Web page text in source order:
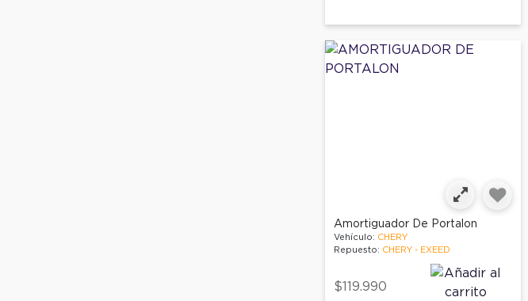
Amortiguador De Portalon
Vehículo: CHERY
Repuesto: CHERY - EXEED
$119.990